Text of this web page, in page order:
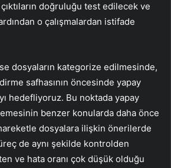
doğruluğu test edilecek ve
o çalışmalardan istifade
dosyaların kategorize edilmesinde,
safhasının öncesinde yapay
hedefliyoruz. Bu noktada yapay
benzer konularda daha önce
dosyalara ilişkin önerilerde
de aynı şekilde kontrolden
ve hata oranı çok düşük olduğu